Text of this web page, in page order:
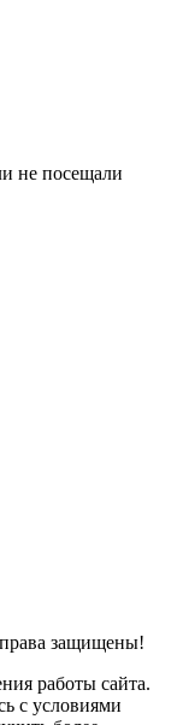
не посещали
защищены!
работы сайта.
с условиями